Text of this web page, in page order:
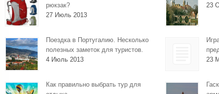
рюкзак?
27 Июль 2013
Поездка в Португалию. Несколько
полезных заметок для туристов.
4 Июль 2013
Как правильно выбрать тур для
23
23